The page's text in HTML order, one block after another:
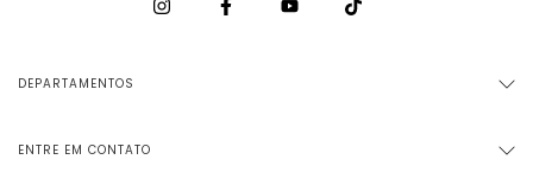
DEPARTAMENTOS
ENTRE EM CONTATO